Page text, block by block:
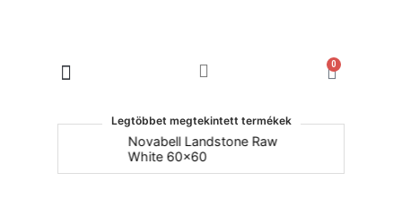
0
Legtöbbet megtekintett termékek
Novabell Landstone Raw
White 60x60